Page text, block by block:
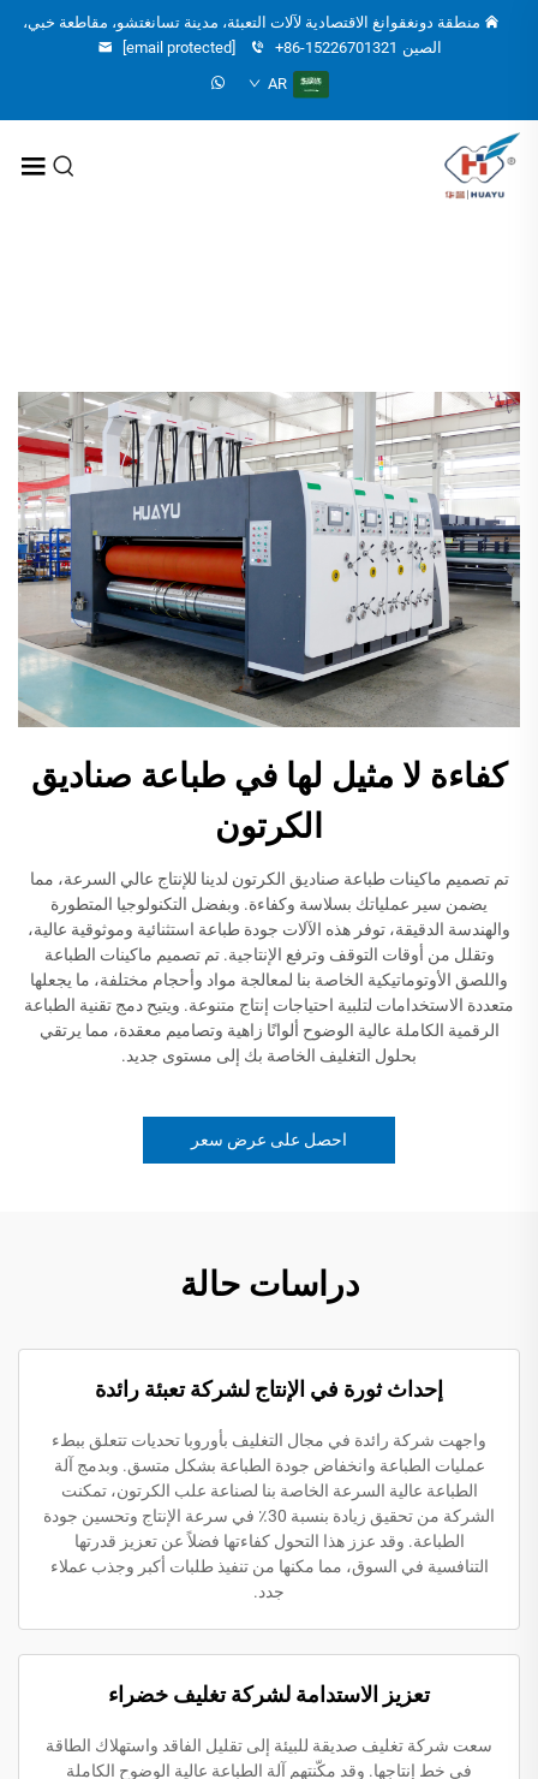
منطقة دونغقوانغ الاقتصادية لآلات التعبئة، مدينة تسانغتشو، مقاطعة خبي،
الصين +86-15226701321
[email protected]
AR
كفاءة لا مثيل لها في طباعة صناديق
الكرتون
تم تصميم ماكينات طباعة صناديق الكرتون لدينا للإنتاج عالي السرعة، مما
يضمن سير عملياتك بسلاسة وكفاءة. وبفضل التكنولوجيا المتطورة
والهندسة الدقيقة، توفر هذه الآلات جودة طباعة استثنائية وموثوقية عالية،
وتقلل من أوقات التوقف وترفع الإنتاجية. تم تصميم ماكينات الطباعة
واللصق الأوتوماتيكية الخاصة بنا لمعالجة مواد وأحجام مختلفة، ما يجعلها
متعددة الاستخدامات لتلبية احتياجات إنتاج متنوعة. ويتيح دمج تقنية الطباعة
الرقمية الكاملة عالية الوضوح ألوانًا زاهية وتصاميم معقدة، مما يرتقي
بحلول التغليف الخاصة بك إلى مستوى جديد.
احصل على عرض سعر
دراسات حالة
إحداث ثورة في الإنتاج لشركة تعبئة رائدة
واجهت شركة رائدة في مجال التغليف بأوروبا تحديات تتعلق ببطء
عمليات الطباعة وانخفاض جودة الطباعة بشكل متسق. وبدمج آلة
الطباعة عالية السرعة الخاصة بنا لصناعة علب الكرتون، تمكنت
الشركة من تحقيق زيادة بنسبة 30٪ في سرعة الإنتاج وتحسين جودة
الطباعة. وقد عزز هذا التحول كفاءتها فضلاً عن تعزيز قدرتها
التنافسية في السوق، مما مكنها من تنفيذ طلبات أكبر وجذب عملاء
جدد.
تعزيز الاستدامة لشركة تغليف خضراء
سعت شركة تغليف صديقة للبيئة إلى تقليل الفاقد واستهلاك الطاقة
في خط إنتاجها. وقد مكّنتهم آلة الطباعة عالية الوضوح الكاملة